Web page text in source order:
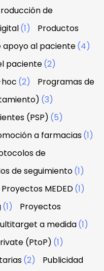
de
(1)
Productos
apoyo al paciente(4)
paciente(2)
(2)
Programas de
(3)
(PSP) (5)
a farmacias(1)
de
de seguimiento(1)
Proyectos MEDED(1)
(1)
Proyectos
a medida(1)
(PtoP) (1)
(2) Publicidad